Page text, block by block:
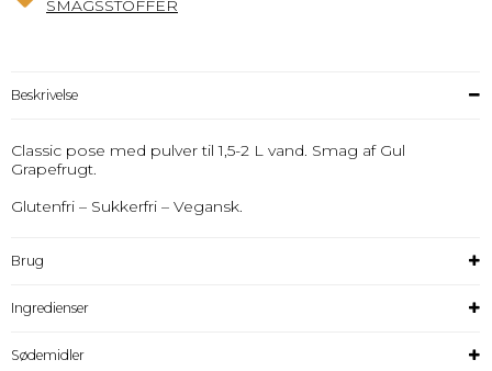
SMAGSSTOFFER
Beskrivelse
Classic pose med pulver til 1,5-2 L vand. Smag af Gul
Grapefrugt.
Glutenfri – Sukkerfri – Vegansk.
Brug
Ingredienser
Sødemidler